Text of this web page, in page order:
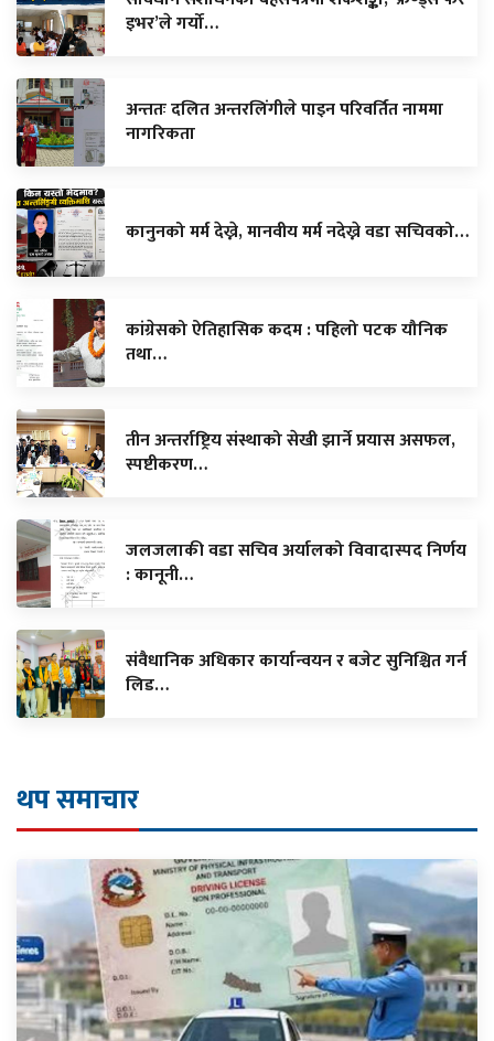
इभर’ले गर्यो…
अन्ततः दलित अन्तरलिंगीले पाइन परिवर्तित नाममा
नागरिकता
कानुनको मर्म देख्ने, मानवीय मर्म नदेख्ने वडा सचिवको…
कांग्रेसको ऐतिहासिक कदम : पहिलो पटक यौनिक
तथा…
तीन अन्तर्राष्ट्रिय संस्थाको सेखी झार्ने प्रयास असफल,
स्पष्टीकरण…
जलजलाकी वडा सचिव अर्यालको विवादास्पद निर्णय
: कानूनी…
संवैधानिक अधिकार कार्यान्वयन र बजेट सुनिश्चित गर्न
लिड…
थप समाचार